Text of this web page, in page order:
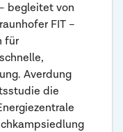
begleitet von
FIT –
für
Averdung
die